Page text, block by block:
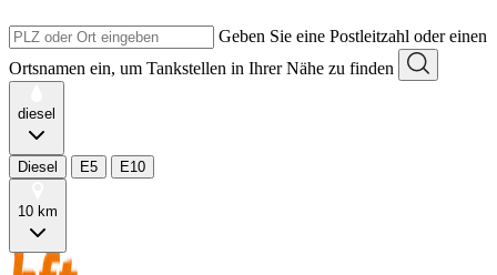
Geben Sie eine Postleitzahl oder einen
Ortsnamen ein, um Tankstellen in Ihrer Nähe zu finden
diesel
Diesel E5 E10
10 km